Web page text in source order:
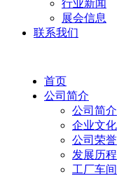
行业新闻
展会信息
联系我们
首页
公司简介
公司简介
企业文化
公司荣誉
发展历程
工厂车间